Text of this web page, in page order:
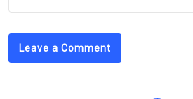
Leave a Comment